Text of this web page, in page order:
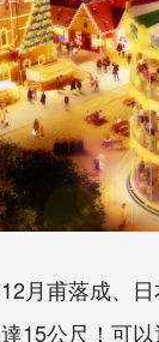
月甫落成、
15公尺！可